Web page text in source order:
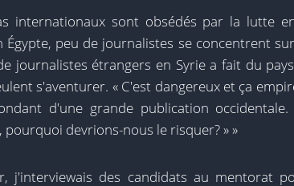
internationaux sont obsédés par la lutte
Égypte, peu de journalistes se concentrent
journalistes étrangers en Syrie a fait du
s'aventurer. « C'est dangereux et ça
d'une grande publication
pourquoi devrions-nous le risquer? » »
j'interviewais des candidats au mentorat